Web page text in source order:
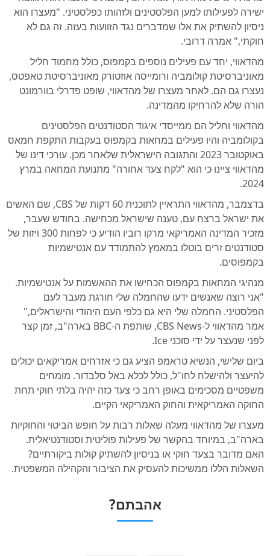
ישירה לפעילותו למען הפלסטינים ולזהותו כפלסטיני. "מעצרו הוא
ניסיון להשתיק את אלו שמדברים נגד הזוועות בעזה. זה גם לא
חוקתי," אמרה דרובי.
מהדאווי, יחד עם פעילים נוספים בקמפוס, כולל מחמוד חליל
מאוניברסיטת קולומביה ורומייסה אוזטורק מאוניברסיטת טאפטס,
נעצרו גם הם. לאחר מעצרו של מהדאווי, שופט פדרלי בוורמונט
הורה שלא להרחיקו מהמדינה.
מהדאווי וחליל הם ממייסדי איגוד הסטודנטים הפלסטינים
בקולומביה והיו פעילים במחאות בקמפוס בעקבות התקפת חמאס
באוקטובר 2023 והתגובה הישראלית שלאחר מכן. עורכי דינו של
מהדאווי ציינו כי הוא "לקח צעד אחורה" מתנועת המחאה במרץ
2024.
בדצמבר, מהדאווי התראיין לתוכנית 60 דקות של CBS, שם האשים
את ישראל ברצח עם, טענה שישראל מכחישה. בחודש שעבר,
מזכיר המדינה האמריקאי מרקו רוביו הודיע כי לפחות 300 ויזות של
סטודנטים זרים בוטלו במאמץ להתמודד עם אנטישמיות
בקמפוסים.
מנהיגי המחאות בקמפוס הכחישו את ההאשמות על אנטישמיות.
"אני רוצה שאנשים ידעו שהחמלה שלי חורגת מעבר לעם
הפלסטיני. החמלה שלי היא גם כלפי העם היהודי והישראלים,"
אמר מהדאווי ל-CBS News, שותפת ה-BBC בארה"ב, זמן קצר
לפני שנעצר על ידי סוכני Ice.
ביום שלישי, הנשיא טראמפ הציע גם כי אזרחים אמריקאים יכולים
להיעצר ולהישלח לחו"ל, כולל לכלא באל סלבדור. מומחים
משפטיים מסכימים באופן רחב כי צעד כזה יהיה בלתי חוקי תחת
החוקה האמריקאית והחוק האמריקאי הקיים.
מעצרו של מהדאווי מעלה שאלות רבות על חופש הביטוי והחוקיות
בארה"ב, במיוחד בהקשר של פעילות פוליטית וסטודנטיאלית.
האם מדובר בצעד חוקי או בניסיון להשתיק קולות ביקורתיים?
השאלות הללו ממשיכות להעסיק את הציבור והקהילה המשפטית.
אהבתם?